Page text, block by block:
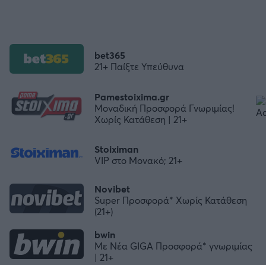
bwin
Με Νέα GIGA Προσφορά* γνωριμίας
| 21+
Stoiximan
VIP στο Μονακό; 21+
Novibet
Super Προσφορά* Χωρίς Κατάθεση
(21+)
Pamestoixima.gr
Μοναδική Προσφορά Γνωριμίας!
Χωρίς Κατάθεση | 21+
bet365
21+ Παίξτε Υπεύθυνα